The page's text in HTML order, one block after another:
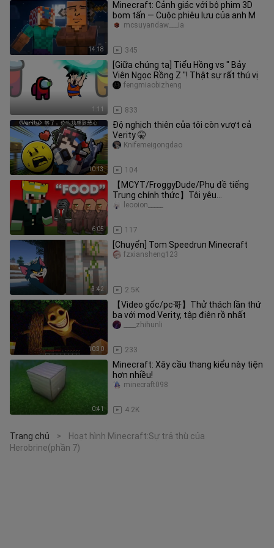
14:18
Minecraft: Cảnh giác với bộ phim 3D
bom tấn — Cuộc phiêu lưu của anh M
345
mcsuyandaw___ia
1:11
[Giữa chúng ta] Tiểu Hồng vs " Bảy
Viên Ngọc Rồng Z "! Thật sự rất thú vị
833
fengmiaobizheng
10:13
Độ nghịch thiên của tôi còn vượt cả
Verity 🤫
104
Knifemeigongdao
6:05
【MCYT/FroggyDude/Phụ đề tiếng
Trung chính thức】Tôi yêu
MINECRAFT MANHUNT【Hơi đáng
117
leooion_____
3:42
[Chuyển] Tom Speedrun Minecraft
2.5K
fzxiansheng123
10:30
【Video gốc/pc哥】Thử thách lần thứ
ba với mod Verity, tập điên rồ nhất
233
____zhihunli
0:41
Minecraft: Xây cầu thang kiểu này tiện
hơn nhiều!
4.2K
minecraft098
Trang chủ >
Hoạt hình Minecraft:Sự trả thù của
Herobrine(phần 7)